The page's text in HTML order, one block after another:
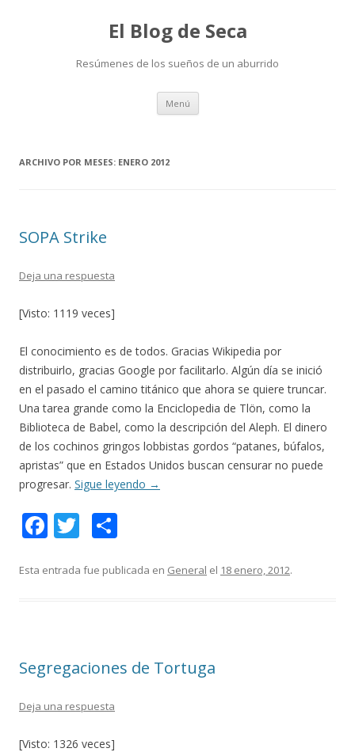
El Blog de Seca
Resúmenes de los sueños de un aburrido
Menú Ir
contenido
ARCHIVO POR MESES: ENERO 2012
SOPA Strike
Deja una respuesta
[Visto: 1119 veces]
El conocimiento es de todos. Gracias Wikipedia por
distribuirlo, gracias Google por facilitarlo. Algún día se inició
en el pasado el camino titánico que ahora se quiere truncar.
Una tarea grande como la Enciclopedia de Tlön, como la
Biblioteca de Babel, como la descripción del Aleph. El dinero
de los cochinos gringos lobbistas gordos “patanes, búfalos,
apristas” que en Estados Unidos buscan censurar no puede
progresar. Sigue leyendo →
F
e
k
T
itt m
r
Esta entrada fue publicada en General el 18 enero, 2012.
Segregaciones de Tortuga
Deja una respuesta
[Visto: 1326 veces]